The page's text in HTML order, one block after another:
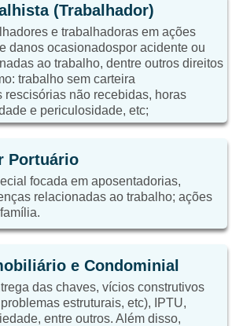
(Trabalhador)
e trabalhadoras em ações
danos ocasionadospor acidente ou
ao trabalho, dentre outros direitos
trabalho sem carteira
rescisórias não recebidas, horas
e periculosidade, etc;
Portuário
focada em aposentadorias,
relacionadas ao trabalho; ações
e Condominial
das chaves, vícios construtivos
estruturais, etc), IPTU,
entre outros. Além disso,